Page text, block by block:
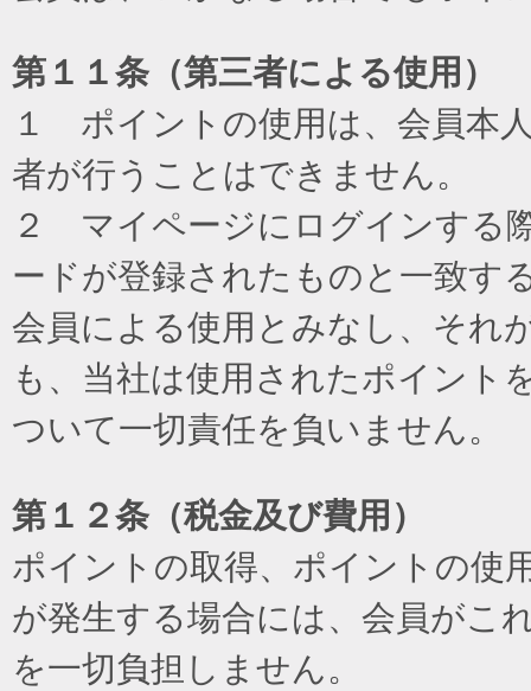
第１１条（第三者による使用）
１ ポイントの使用は、会員本
者が行うことはできません。
２ マイページにログインする
ードが登録されたものと一致す
会員による使用とみなし、それ
も、当社は使用されたポイント
ついて一切責任を負いません。
第１２条（税金及び費用）
ポイントの取得、ポイントの使
が発生する場合には、会員がこ
を一切負担しません。